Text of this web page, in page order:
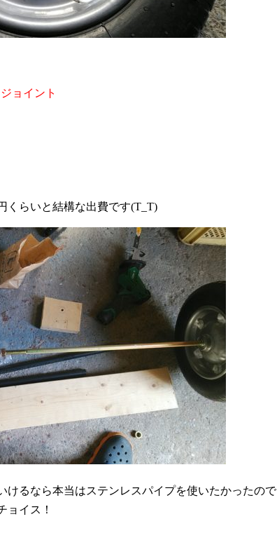
ョイント
くらいと結構な出費です(T_T)
けるなら本当はステンレスパイプを使いたかったので
ョイス！